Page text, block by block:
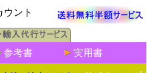
ウント
参考書 実用書